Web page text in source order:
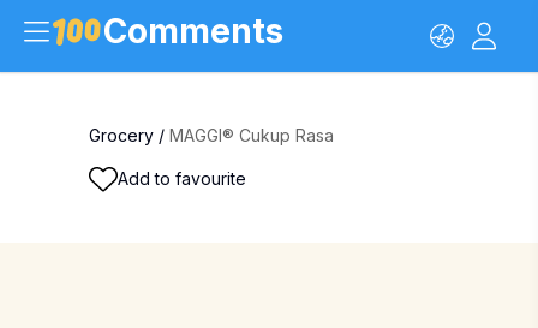
Comments
Grocery / MAGGI® Cukup Rasa
Add to favourite